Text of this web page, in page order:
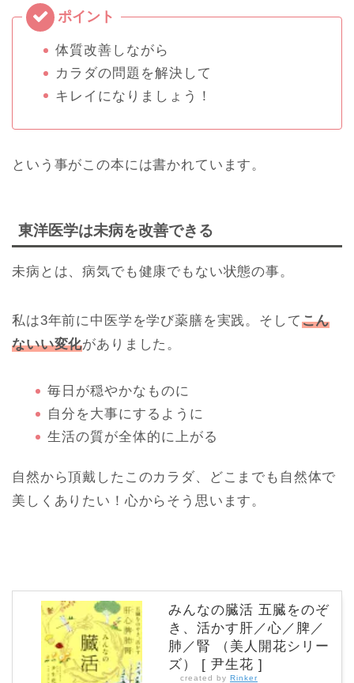
体質改善しながら
カラダの問題を解決して
キレイになりましょう！
という事がこの本には書かれています。
東洋医学は未病を改善できる
未病とは、病気でも健康でもない状態の事。
私は3年前に中医学を学び薬膳を実践。そしてこん
ないい変化がありました。
毎日が穏やかなものに
自分を大事にするように
生活の質が全体的に上がる
自然から頂戴したこのカラダ、どこまでも自然体で
美しくありたい！心からそう思います。
みんなの臓活 五臓をのぞ
き、活かす肝／心／脾／
肺／腎 （美人開花シリー
ズ） [ 尹生花 ]
created by Rinker